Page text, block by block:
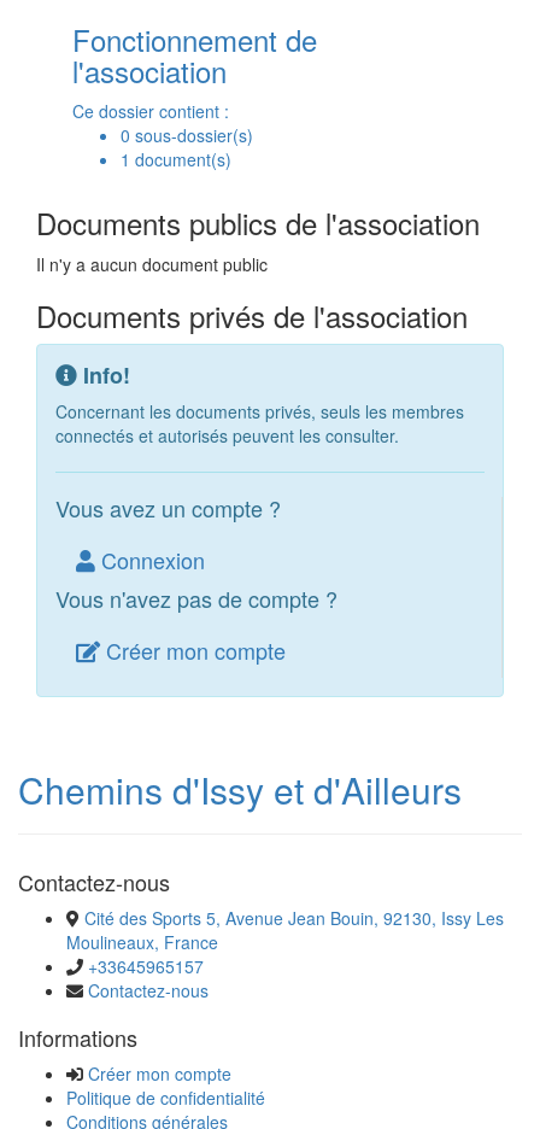
Fonctionnement de
l'association
Ce dossier contient :
0 sous-dossier(s)
1 document(s)
Documents publics de l'association
Il n'y a aucun document public
Documents privés de l'association
Info!
Concernant les documents privés, seuls les membres
connectés et autorisés peuvent les consulter.
Vous avez un compte ?
Connexion
Vous n'avez pas de compte ?
Créer mon compte
Chemins d'Issy et d'Ailleurs
Contactez-nous
Cité des Sports 5, Avenue Jean Bouin, 92130, Issy Les
Moulineaux, France
+33645965157
Contactez-nous
Informations
Créer mon compte
Politique de confidentialité
Conditions générales